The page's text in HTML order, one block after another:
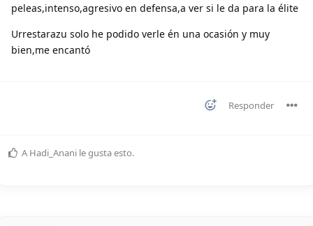
peleas,intenso,agresivo en defensa,a ver si le da para la élite
Urrestarazu solo he podido verle én una ocasión y muy
bien,me encantó
Responder
A Hadi_Anani le gusta esto.